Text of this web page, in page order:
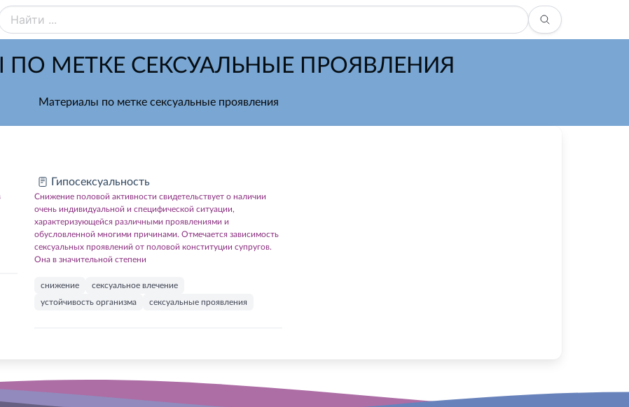
ПО МЕТКЕ СЕКСУАЛЬНЫЕ ПРОЯВЛЕНИЯ
Материалы по метке сексуальные проявления
Гипосексуальность
Снижение половой активности свидетельствует о наличии
очень индивидуальной и специфической ситуации,
характеризующейся различными проявлениями и
обусловленной многими причинами. Отмечается зависимость
сексуальных проявлений от половой конституции супругов.
Она в значительной степени
снижение
сексуальное влечение
устойчивость организма
сексуальные проявления